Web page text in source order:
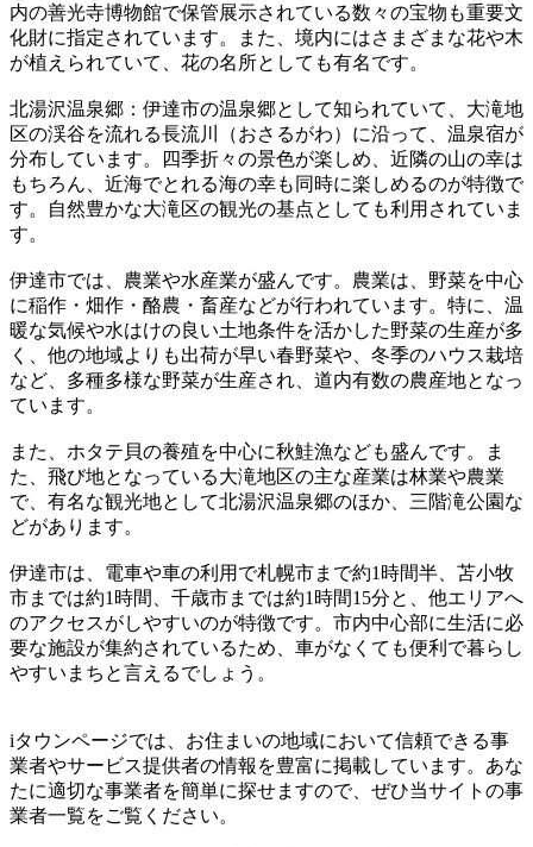
内の善光寺博物館で保管展示されている数々の宝物も重要文
化財に指定されています。また、境内にはさまざまな花や木
が植えられていて、花の名所としても有名です。
北湯沢温泉郷：伊達市の温泉郷として知られていて、大滝地
区の渓谷を流れる長流川（おさるがわ）に沿って、温泉宿が
分布しています。四季折々の景色が楽しめ、近隣の山の幸は
もちろん、近海でとれる海の幸も同時に楽しめるのが特徴で
す。自然豊かな大滝区の観光の基点としても利用されていま
す。
伊達市では、農業や水産業が盛んです。農業は、野菜を中心
に稲作・畑作・酪農・畜産などが行われています。特に、温
暖な気候や水はけの良い土地条件を活かした野菜の生産が多
く、他の地域よりも出荷が早い春野菜や、冬季のハウス栽培
など、多種多様な野菜が生産され、道内有数の農産地となっ
ています。
また、ホタテ貝の養殖を中心に秋鮭漁なども盛んです。ま
た、飛び地となっている大滝地区の主な産業は林業や農業
で、有名な観光地として北湯沢温泉郷のほか、三階滝公園な
どがあります。
伊達市は、電車や車の利用で札幌市まで約1時間半、苫小牧
市までは約1時間、千歳市までは約1時間15分と、他エリアへ
のアクセスがしやすいのが特徴です。市内中心部に生活に必
要な施設が集約されているため、車がなくても便利で暮らし
やすいまちと言えるでしょう。
iタウンページでは、お住まいの地域において信頼できる事
業者やサービス提供者の情報を豊富に掲載しています。あな
たに適切な事業者を簡単に探せますので、ぜひ当サイトの事
業者一覧をご覧ください。